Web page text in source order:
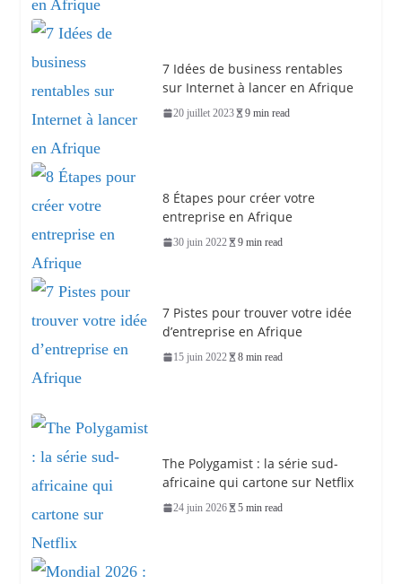
7 Idées de business rentables
sur Internet à lancer en Afrique
20 juillet 2023 9 min read
8 Étapes pour créer votre
entreprise en Afrique
30 juin 2022 9 min read
7 Pistes pour trouver votre idée
d’entreprise en Afrique
15 juin 2022 8 min read
The Polygamist : la série sud-
africaine qui cartone sur Netflix
24 juin 2026 5 min read